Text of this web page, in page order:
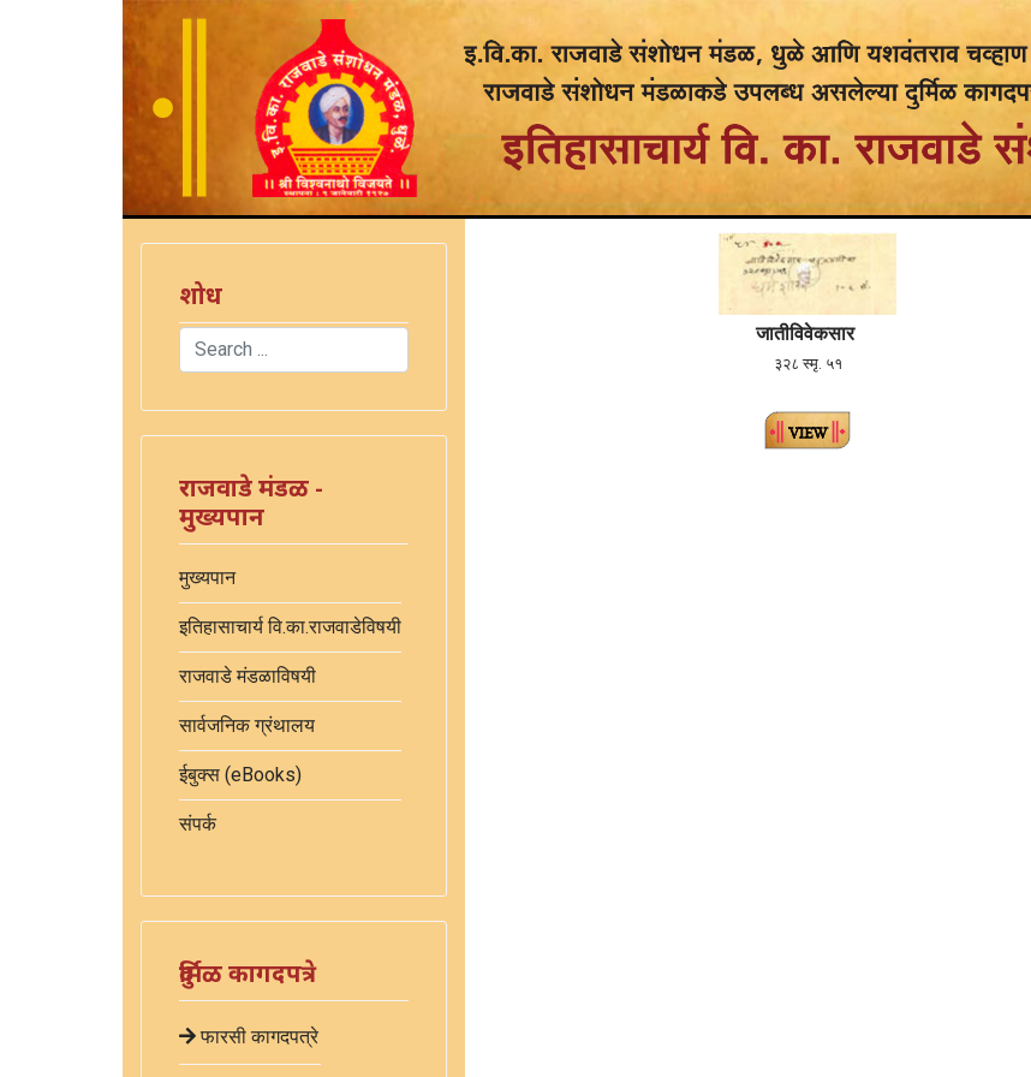
शोध
Search
राजवाडे मंडळ -
मुख्यपान
मुख्यपान
इतिहासाचार्य वि.का.राजवाडेविषयी
राजवाडे मंडळाविषयी
सार्वजनिक ग्रंथालय
ईबुक्स (eBooks)
संपर्क
दुर्मिळ कागदपत्रे
फारसी कागदपत्रे
जातीविवेकसार
३२८ स्मृ. ५१